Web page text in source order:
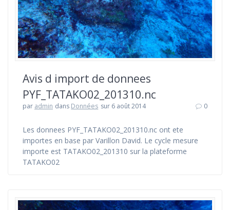
Avis d import de donnees
PYF_TATAKO02_201310.nc
par admin dans Données sur 6 août 2014 0
Les donnees PYF_TATAKO02_201310.nc ont ete
importes en base par Varillon David. Le cycle mesure
importe est TATAKO02_201310 sur la plateforme
TATAKO02